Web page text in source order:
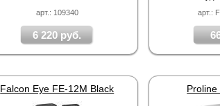
арт.: 109340
6 220 руб.
арт.:
Falcon Eye FE-12M Black